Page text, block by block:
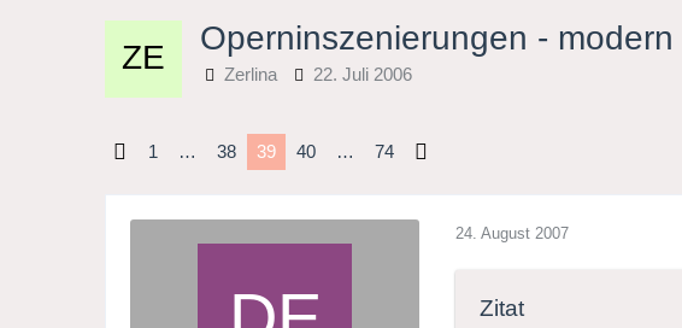
Operninszenierungen -
Zerlina 22. Juli 2006
1 … 38 39 40 … 74
24. August 2007
Zitat